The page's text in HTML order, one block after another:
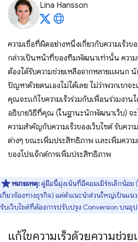
Lina Hansson
ความเชื่อที่ผิดอย่างหนึ่งเกี่ยวกับความเร็วข
กล่าวเป็นหน้าที่ของทีมพัฒนาเท่านั้น ความ
ต้องได้รับความช่วยเหลือจากหลายแผน
ปัญหาด้วยตนเองไม่ได้เลย ไม่ว่าพวกเขาจ
คุณจะแก้ไขความเร็วร่วมกับเพื่อนร่วมงาน
อธิบายวิธีที่คุณ (ในฐานะนักพัฒนาเว็บ) จ
ความสำคัญกับความเร็วของเว็บไซต์ รับคว
ต่างๆ ขณะเพิ่มประสิทธิภาพ และเพิ่มความ
ของโปรเจ็กต์การเพิ่มประสิทธิภาพ
หมายเหตุ:คู่มือนี้มุ่งเน้นที่อีคอมเมิร์ซเล็กน้อย
เกี่ยวข้องทางธุรกิจ) แต่คําแนะนําส่วนใหญ่เป็นแน
รับเว็บไซต์ที่ต้องการปรับปรุง Conversion บนอุ
แก้ไขความเร็วด้วยความช่ว